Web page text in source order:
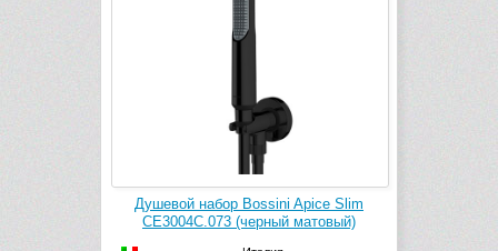
Душевой набор Bossini Apice Slim
CE3004C.073 (черный матовый)